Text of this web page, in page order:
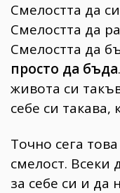
Смелостта да
Смелостта да
Смелостта да
просто да бъда
живота си
себе си такава,
Точно сега
смелост.
за себе си и да